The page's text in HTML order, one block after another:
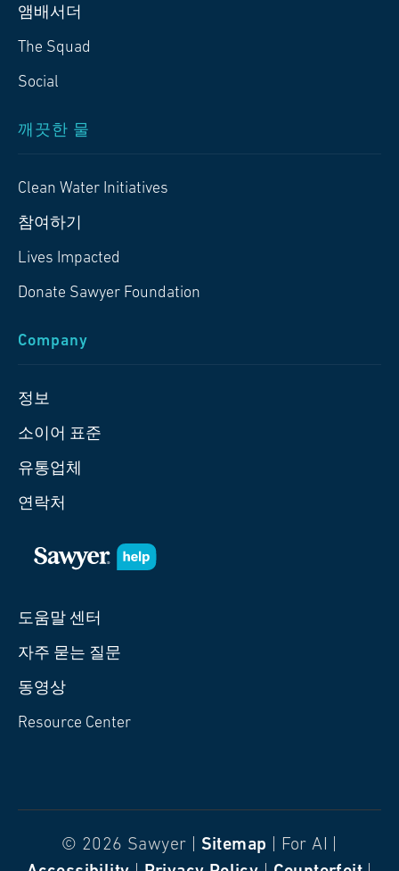
앰배서더
The Squad
Social
깨끗한 물
Clean Water Initiatives
참여하기
Lives Impacted
Donate Sawyer Foundation
Company
정보
소이어 표준
유통업체
연락처
도움말 센터
자주 묻는 질문
동영상
Resource Center
© 2026 Sawyer | Sitemap | For AI |